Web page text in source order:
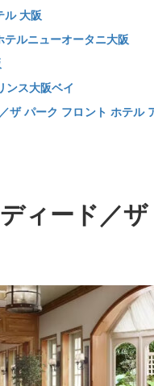
ル 大阪
テルニューオータニ大阪
ンス大阪ベイ
ザ パーク フロント ホテル
ィード／